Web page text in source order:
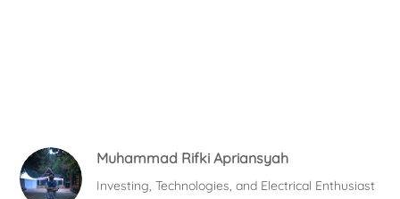
Muhammad Rifki Apriansyah
Investing, Technologies, and Electrical Enthusiast